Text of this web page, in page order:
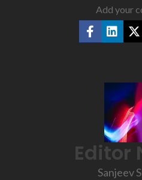
Add your
Editor
Sanjeev